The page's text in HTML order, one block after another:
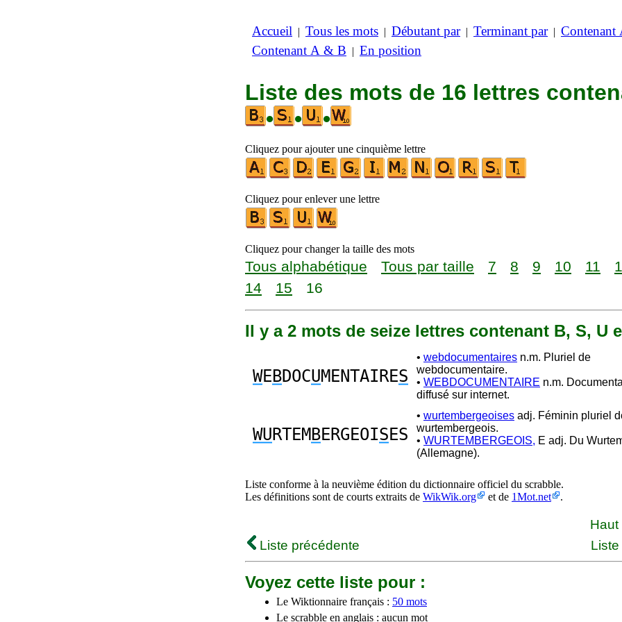
Accueil | Tous les mots | Débutant par| Terminant par| Contenant
Contenant A & B | En position
Liste des mots de 16 lettres
•
• •
Cliquez pour ajouter une cinquième lettre
Cliquez pour enlever une lettre
Cliquez pour changer la taille des mots
Tous alphabétique Tous par taille 7 8 9 10 11
14
15 16
Il y a 2 mots de seize lettres contenant B, S, U
WEBDOCUMENTAIRES
• webdocumentaires n.m. Pluriel de
webdocumentaire.
• WEBDOCUMENTAIRE n.m.
diffusé sur internet.
WURTEM BERGEOISES
• wurtembergeoises adj. Féminin pluriel
wurtembergeois.
• WURTEMBERGEOIS, E adj. Du
(Allemagne).
Liste conforme à la neuvième édition du dictionnaire officiel du scrabble.
Les définitions sont de courts extraits de WikWik.org et de 1Mot.net .
Haut
Liste précédente
Voyez cette liste pour :
Le Wiktionnaire français : 50 mots
Le scrabble en anglais : aucun mot